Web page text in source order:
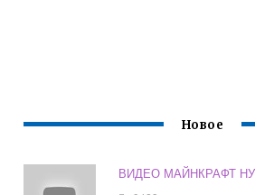
Новое
ВИДЕО МАЙНКРАФТ